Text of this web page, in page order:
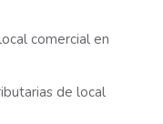
comercial en
de local